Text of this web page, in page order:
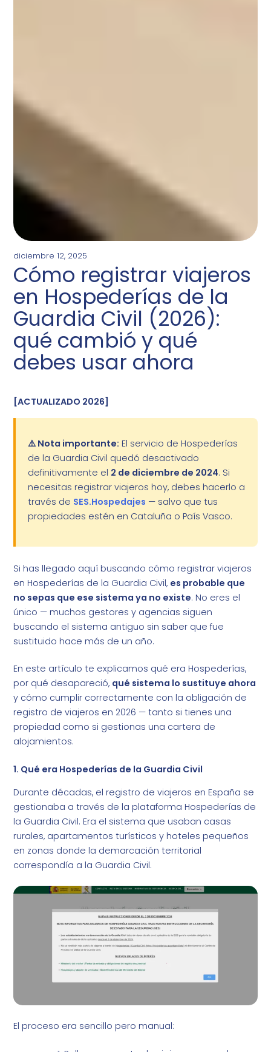
diciembre 12, 2025
Cómo registrar viajeros
en Hospederías de la
Guardia Civil (2026):
qué cambió y qué
debes usar ahora
[ACTUALIZADO 2026]
⚠️ Nota importante: El servicio de Hospederías
de la Guardia Civil quedó desactivado
definitivamente el 2 de diciembre de 2024. Si
necesitas registrar viajeros hoy, debes hacerlo a
través de SES.Hospedajes — salvo que tus
propiedades estén en Cataluña o País Vasco.
Si has llegado aquí buscando cómo registrar viajeros
en Hospederías de la Guardia Civil, es probable que
no sepas que ese sistema ya no existe. No eres el
único — muchos gestores y agencias siguen
buscando el sistema antiguo sin saber que fue
sustituido hace más de un año.
En este artículo te explicamos qué era Hospederías,
por qué desapareció, qué sistema lo sustituye ahora
y cómo cumplir correctamente con la obligación de
registro de viajeros en 2026 — tanto si tienes una
propiedad como si gestionas una cartera de
alojamientos.
1. Qué era Hospederías de la Guardia Civil
Durante décadas, el registro de viajeros en España se
gestionaba a través de la plataforma Hospederías de
la Guardia Civil. Era el sistema que usaban casas
rurales, apartamentos turísticos y hoteles pequeños
en zonas donde la demarcación territorial
correspondía a la Guardia Civil.
El proceso era sencillo pero manual: